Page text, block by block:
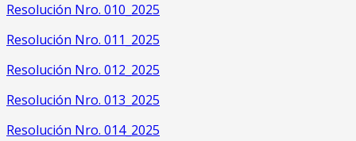
Resolución Nro. 010_2025
Resolución Nro. 011_2025
Resolución Nro. 012_2025
Resolución Nro. 013_2025
Resolución Nro. 014_2025